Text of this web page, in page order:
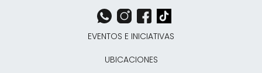
EVENTOS E INICIATIVAS
UBICACIONES